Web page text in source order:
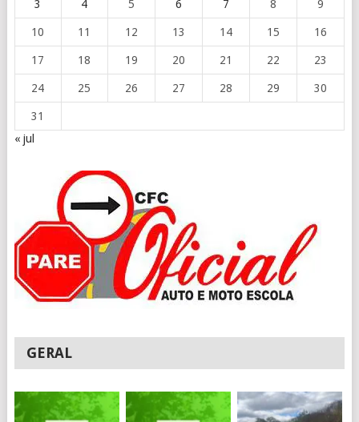
3 4 5 6 7 8 9
10 11 12 13 14 15 16
17 18 19 20 21 22 23
24 25 26 27 28 29 30
31
« jul
GERAL